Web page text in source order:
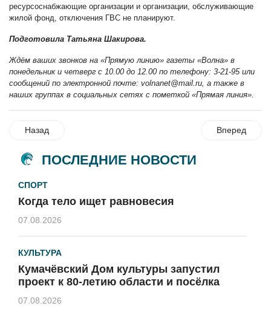
ресурсоснабжающие организации и организации, обслуживающие
жилой фонд, отключения ГВС не планируют.
Подготовила Татьяна Шакирова.
Ждём ваших звонков на «Прямую линию» газеты «Волна» в
понедельник и четверг с 10.00 до 12.00 по телефону: 3-21-95 или
сообщений по электронной почте: volnanet@mail.ru , а также в
наших группах в социальных сетях с пометкой «Прямая линия».
Назад Вперед
ПОСЛЕДНИЕ НОВОСТИ
СПОРТ
Когда тело ищет равновесия
07.08.2026
КУЛЬТУРА
Кумачёвский Дом культуры запустил
проект к 80-летию области и посёлка
07.08.2026